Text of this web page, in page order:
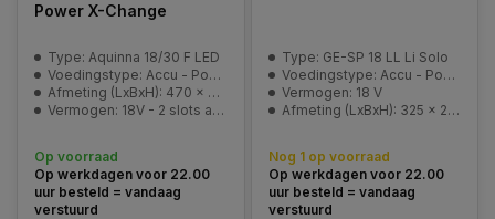
Power X-Change
Type: Aquinna 18/30 F LED
Voedingstype: Accu - Power-X-Change
Afmeting (LxBxH): 470 x 282 x 287 mm
Vermogen: 18V - 2 slots aanwezig om langer door te pompen
Op voorraad
Op werkdagen voor 22.00
uur besteld = vandaag
verstuurd
Type: GE-SP 18 LL Li Solo
Voedingstype: Accu - Power-X-Change
Vermogen: 18 V
Afmeting (LxBxH): 325 x 255 x 265 mm
Nog 1 op voorraad
Op werkdagen voor 22.00
uur besteld = vandaag
verstuurd